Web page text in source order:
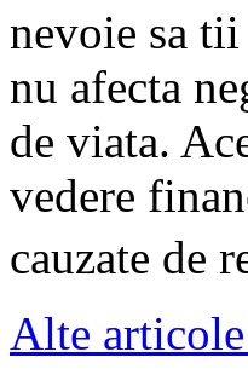
nevoie sa
nu afecta
de viata.
vedere
cauzate de
Alte